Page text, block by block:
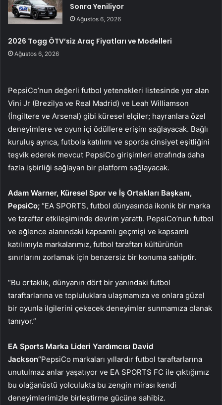
Sonra Yeniliyor
Ağustos 6, 2026
2026 Togg ÖTV’siz Araç Fiyatları ve Modelleri
Ağustos 6, 2026
PepsiCo’nun değerli futbol yetenekleri listesinde yer alan
Vini Jr (Brezilya ve Real Madrid) ve Leah Williamson
(İngiltere ve Arsenal) gibi küresel elçiler; hayranlara özel
deneyimlere ve oyun içi ödüllere erişim sağlayacak. Bağlı
kuruluş ayrıca, futbola katılımı ve sporda cinsiyet eşitliğini
teşvik ederek mevcut PepsiCo girişimleri etrafında daha
fazla işbirliği sağlayan bir platform sağlayacak.
Adam Warner, Küresel Spor ve İş Ortakları Başkanı,
PepsiCo; “EA SPORTS, futbol dünyasında ikonik bir marka
ve taraftar etkileşiminde devrim yarattı. PepsiCo’nun futbol
ve eğlence alanındaki kapsamlı geçmişi ve kapsamlı
katılımıyla markalarımız, futbol taraftarı kültürünün
sınırlarını zorlamak için benzersiz bir konuma sahiptir.
“Bu ortaklık, dünyanın dört bir yanındaki futbol
taraftarlarına ve topluluklara ulaşmamıza ve onlara güzel
bir oyunla ilgilerini çekecek deneyimler sunmamıza olanak
tanıyor.”
EA Sports Marka Lideri Yardımcısı David
Jackson“PepsiCo markaları yıllardır futbol taraftarlarına
unutulmaz anlar yaşatıyor ve EA SPORTS FC ile çıktığımız
bu olağanüstü yolculukta bu zengin mirası kendi
deneyimlerimizle birleştirme gücüne sahibiz.